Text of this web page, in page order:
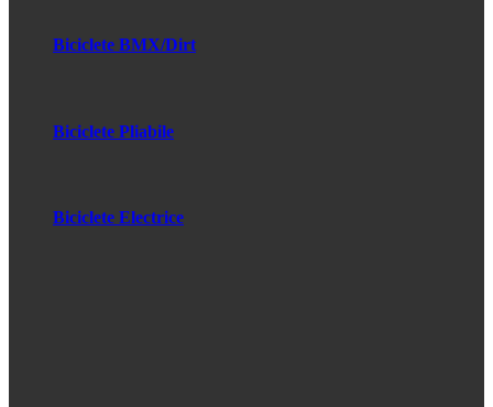
Biciclete BMX/Dirt
Biciclete Pliabile
Biciclete Electrice